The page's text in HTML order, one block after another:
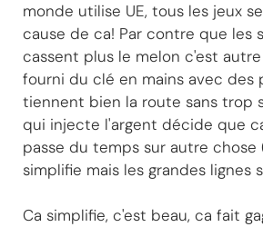
monde utilise UE, tous les jeux
cause de ca! Par contre que les
cassent plus le melon c'est
fourni du clé en mains avec des
tiennent bien la route sans trop
qui injecte l'argent décide que
passe du temps sur autre chose
simplifie mais les grandes lignes
Ca simplifie, c'est beau, ca fait